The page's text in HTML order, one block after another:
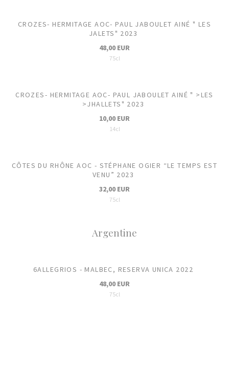
CROZES- HERMITAGE AOC- PAUL JABOULET AINÉ " LES
JALETS" 2023
48,00 EUR
75cl
CROZES- HERMITAGE AOC- PAUL JABOULET AINÉ " >LES
>JHALLETS" 2023
10,00 EUR
14cl
CÔTES DU RHÔNE AOC - STÉPHANE OGIER “LE TEMPS EST
VENU” 2023
32,00 EUR
75cl
Argentine
6ALLEGRIOS - MALBEC, RESERVA UNICA 2022
48,00 EUR
75cl